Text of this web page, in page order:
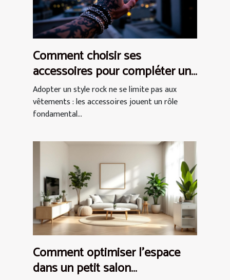
Comment choisir ses
accessoires pour compléter un
style rock ?
Adopter un style rock ne se limite pas aux
vêtements : les accessoires jouent un rôle
fondamental...
Comment optimiser l'espace
dans un petit salon